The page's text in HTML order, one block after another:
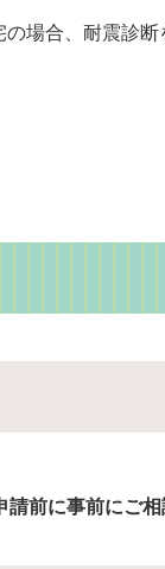
場合、耐震診
前に事前にご相